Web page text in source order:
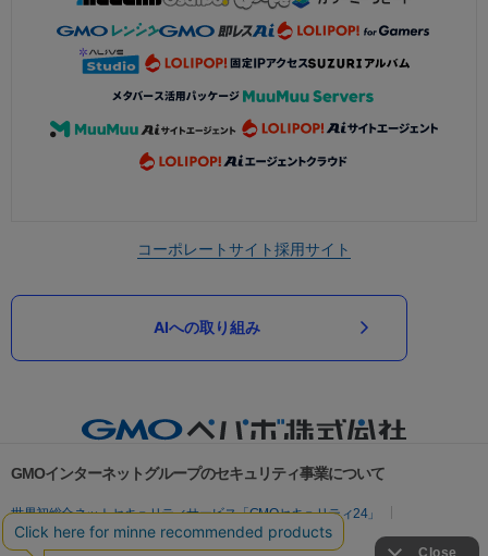
コーポレートサイト採用サイト
AIへの取り組み
GMOインターネットグループのセキュリティ事業について
世界初総合ネットセキュリティサービス「GMOセキュリティ24」
パスワード漏洩診断
Webサイトリスク診断